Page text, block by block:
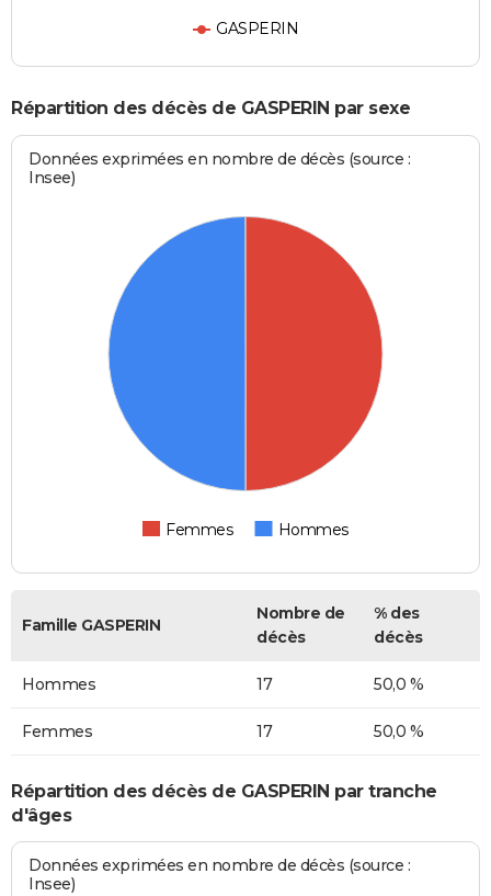
GASPERIN
Répartition des décès de GASPERIN par sexe
Données exprimées en nombre de décès (source :
Insee)
Femmes Hommes
Famille GASPERIN
Nombre de
décès
% des
décès
Hommes 17 50,0 %
Femmes 17 50,0 %
Répartition des décès de GASPERIN par tranche
d'âges
Données exprimées en nombre de décès (source :
Insee)